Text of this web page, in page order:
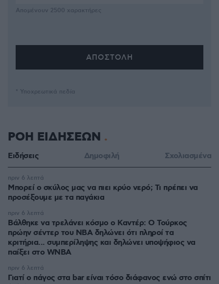
Απομένουν 2500 χαρακτήρες
* Υποχρεωτικά πεδία
ΡΟΗ ΕΙΔΗΣΕΩΝ
Ειδήσεις Δημοφιλή Σχολιασμένα
Μπορεί ο σκύλος μας να πιει κρύο νερό; Τι πρέπει να
προσέξουμε με τα παγάκια
πριν 6 λεπτά
Βάλθηκε να τρελάνει κόσμο ο Καντέρ: Ο Τούρκος
πρώην σέντερ του NBA δηλώνει ότι πληροί τα
κριτήρια... συμπερίληψης και δηλώνει υποψήφιος να
παίξει στο WNBA
πριν 6 λεπτά
Γιατί ο πάγος στα bar είναι τόσο διάφανος ενώ στο σπίτι
πριν 6 λεπτά